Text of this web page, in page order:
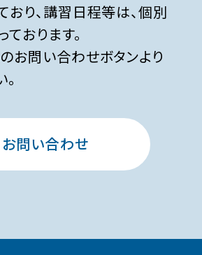
おり、講習日程等は、個別
おります。
お問い合わせボタンより
お問い合わせ